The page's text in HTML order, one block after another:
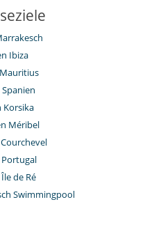
Ibiza
Korsika
Méribel
de Ré
Swimmingpool